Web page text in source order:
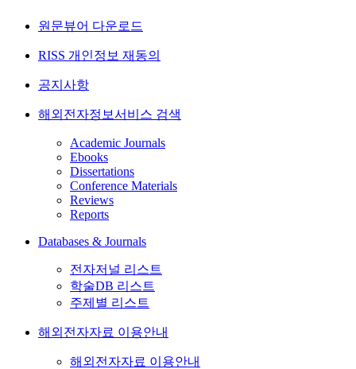
원문뷰어 다운로드
RISS 개인정보 재동의
공지사항
해외전자정보서비스 검색
Academic Journals
Ebooks
Dissertations
Conference Materials
Reviews
Reports
Databases & Journals
전자저널 리스트
학술DB 리스트
주제별 리스트
해외전자자료 이용안내
해외전자자료 이용안내